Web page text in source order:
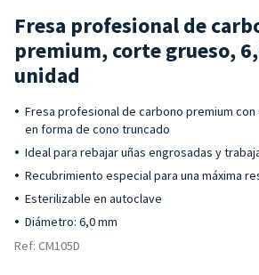
Fresa profesional de
premium, corte grueso,
unidad
Fresa profesional de carbono premium
en forma de cono truncado
Ideal para rebajar uñas engrosadas y
Recubrimiento especial para una máxima
Esterilizable en autoclave
Diámetro: 6,0 mm
Ref: CM105D